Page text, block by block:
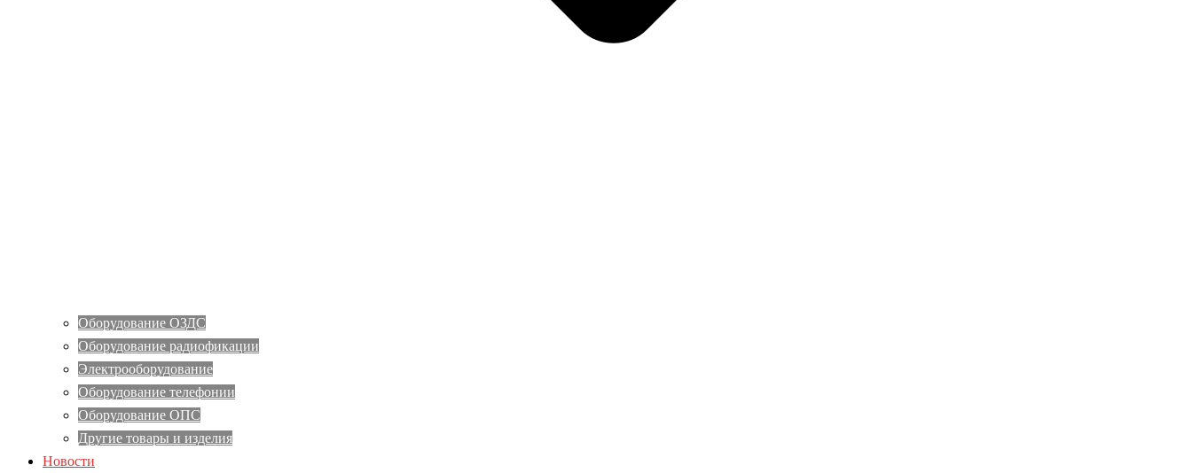
Оборудование ОЗДС
Оборудование радиофикации
Электрооборудование
Оборудование телефонии
Оборудование ОПС
Другие товары и изделия
Новости